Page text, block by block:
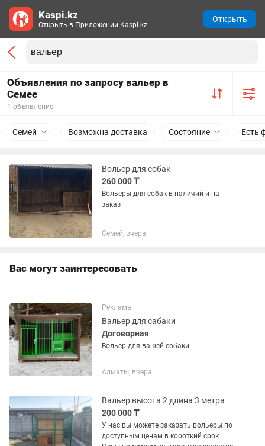
Объявления по запросу вальер в
Семее
1 объявление
Семей Возможна доставка Состояние Есть
Вольер для собак
260 000 ₸
Вольеры для собак в наличий и на
заказ
Семей, вчера
Вас могут заинтересовать
Реклама
Вальер для сабаки
Договорная
Вольер для вашей собаки
Алматы, вчера
Вальер высота 2 длина 3 метра
200 000 ₸
У нас вы можете заказать вольеры по
доступным ценам в короткий срок
Kaspi.kz
Открыть в Приложении Kaspi.kz
Открыть